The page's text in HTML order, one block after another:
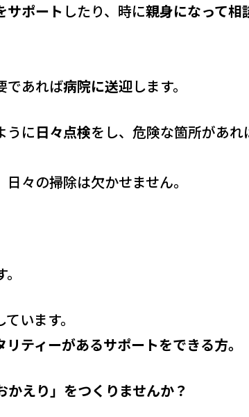
サポート したり、時に親身になって相
であれば病院に送迎します。
うに日々点検をし、危険な箇所があれ
々の掃除は欠かせません。
います。
ティーがあるサポートをできる方。
えり」をつくりませんか？